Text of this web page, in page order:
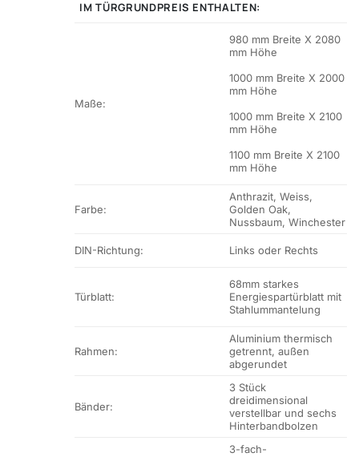
IM TÜRGRUNDPREIS ENTHALTEN:
Maße:
980 mm Breite X 2080
mm Höhe
1000 mm Breite X 2000
mm Höhe
1000 mm Breite X 2100
mm Höhe
1100 mm Breite X 2100
mm Höhe
Farbe:
Anthrazit, Weiss,
Golden Oak,
Nussbaum, Winchester
DIN-Richtung: Links oder Rechts
Türblatt:
68mm starkes
Energiespartürblatt mit
Stahlummantelung
Rahmen:
Aluminium thermisch
getrennt, außen
abgerundet
Bänder:
3 Stück
dreidimensional
verstellbar und sechs
Hinterbandbolzen
3-fach-